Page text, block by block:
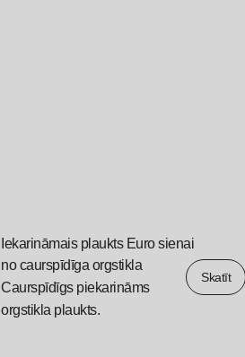
Iekarināmais plaukts Euro sienai
no caurspīdīga orgstikla
Caurspīdīgs piekarināms
orgstikla plaukts.
Skatīt